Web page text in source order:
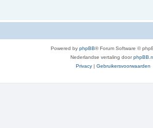
Powered by phpBB® Forum Software ©
Nederlandse vertaling door
Privacy | Gebruikersvoorwaarden